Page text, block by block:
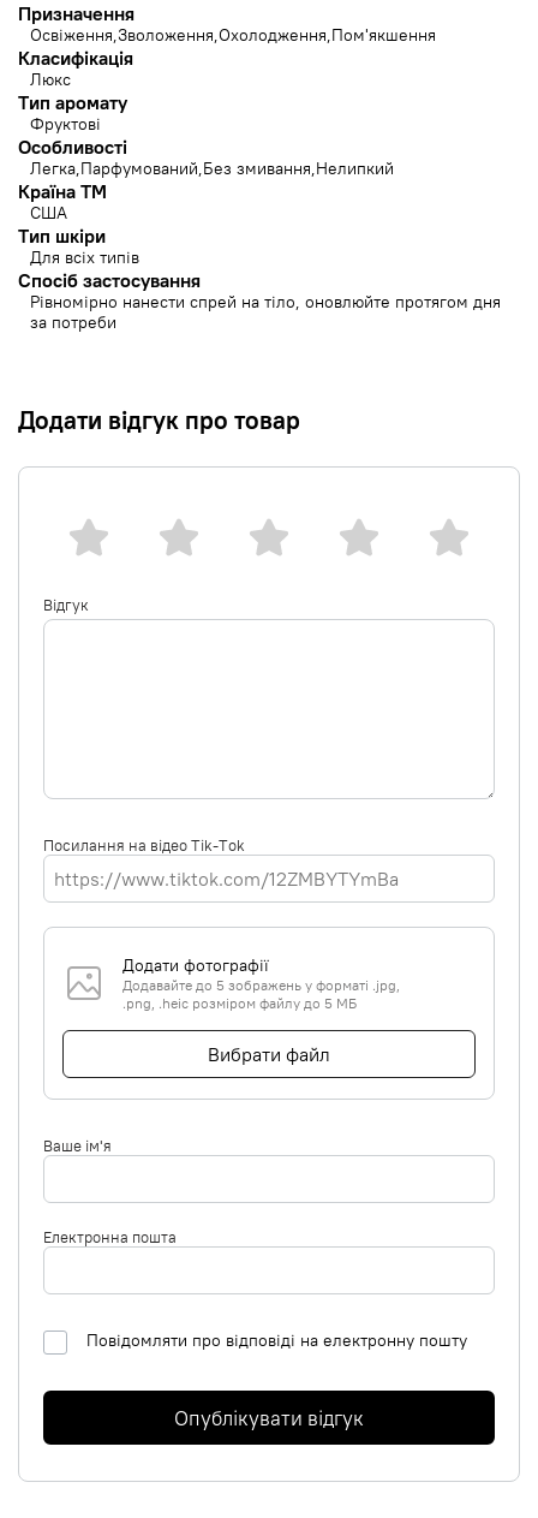
Призначення
Освіження Зволоження Охолодження Пом'якшення
Класифікація
Люкс
Тип аромату
Фруктові
Особливості
Легка Парфумований Без змивання Нелипкий
Країна ТМ
США
Тип шкіри
Для всіх типів
Спосіб застосування
Рівномірно нанести спрей на тіло, оновлюйте протягом дня
за потреби
Додати відгук про товар
Відгук
Посилання на відео Tik-Tok
Додати фотографії
Додавайте до 5 зображень у форматі .jpg,
.png, .heic розміром файлу до 5 МБ
Вибрати файл
Ваше ім'я
Електронна пошта
Повідомляти про відповіді на електронну пошту
Опублікувати відгук